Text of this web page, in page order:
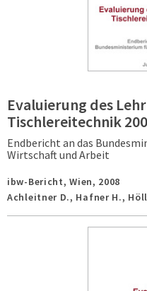
Evaluierung des
Tischlereitechnik
Endbericht an das
Wirtschaft und Arbeit
ibw-Bericht,Wien, 2008
Achleitner D., Hafner H.,